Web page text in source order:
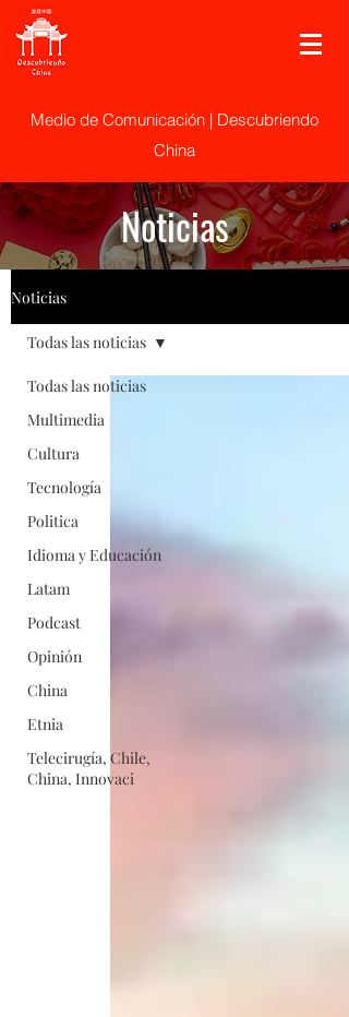
Medio de Comunicación | Descubriendo
China
Noticias
Noticias
Todas las noticias
Multimedia
Cultura
Tecnología
Politica
Idioma y Educación
Latam
Podcast
Opinión
China
Etnia
Telecirugía, Chile,
China, Innovaci
Todas las noticias